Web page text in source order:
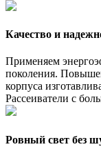
Качество и
Применяем
поколения.
корпуса
Рассеиватели с
Ровный свет без